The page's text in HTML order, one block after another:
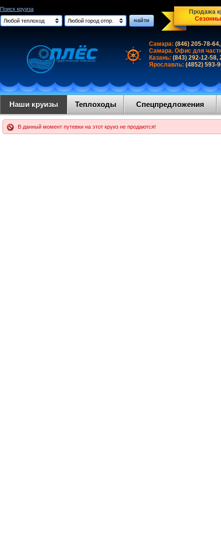
Поиск круиза
Любой теплоход
Любой город отпр. найти
Продажа
Самара: (846) 205-78-
Самара. Офис для
Казань: (843) 292-12-58,
Ярославль: (4852) 593-
Наши круизы Теплоходы Спецпредложения
В данный момент путевки на этот круиз не продаются!